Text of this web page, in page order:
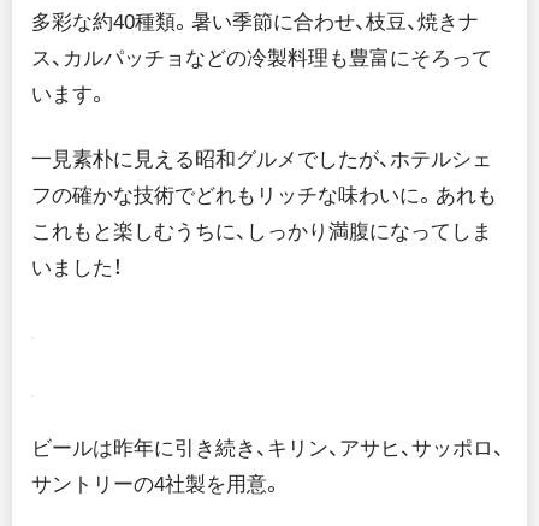
多彩な約40種類。暑い季節に合わせ、枝豆、焼きナ
ス、カルパッチョなどの冷製料理も豊富にそろって
います。
一見素朴に見える昭和グルメでしたが、ホテルシェ
フの確かな技術でどれもリッチな味わいに。あれも
これもと楽しむうちに、しっかり満腹になってしま
いました！
ビールは昨年に引き続き、キリン、アサヒ、サッポロ、
サントリーの4社製を用意。